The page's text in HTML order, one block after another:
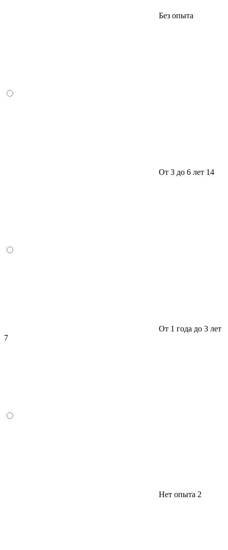
Без опыта
От 3 до 6 лет 14
От 1 года до 3 лет
7
Нет опыта 2